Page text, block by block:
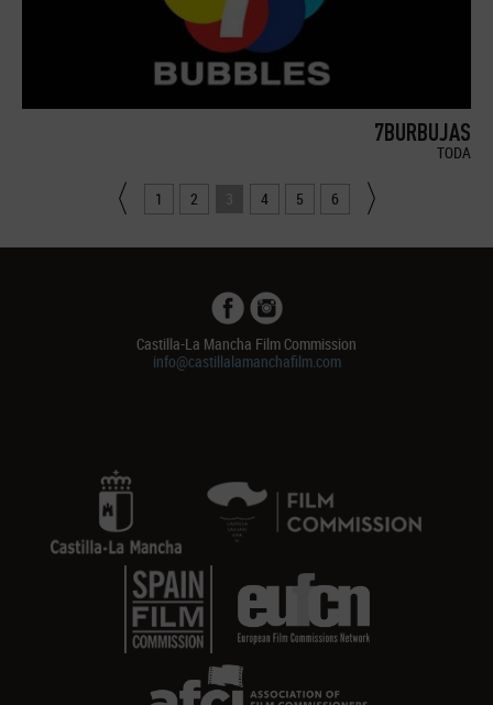
7BURBUJAS
TODA
1 2 3 4 5 6
Castilla-La Mancha Film Commission
info@castillalamanchafilm.com